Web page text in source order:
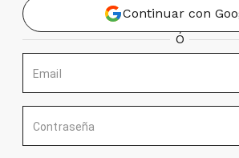
Continuar con
Ó
Email
Contraseña